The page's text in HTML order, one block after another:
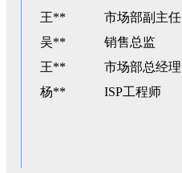
王**
市场部副主任
吴**
销售总监
王**
市场部总经理
杨**
ISP工程师